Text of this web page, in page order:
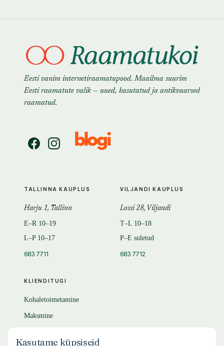
Eesti vanim internetiraamatupood. Maailma suurim
Eesti raamatute valik — uued, kasutatud ja antikvaarsed
raamatud.
KLIENDITUGI
Kohaletoimetamine
Maksmine
TALLINNA KAUPLUS
Harju 1, Tallinn
E–R 10–19
L–P 10–17
683 7711
VILJANDI KAUPLUS
Lossi 28, Viljandi
T–L 10–18
P–E suletud
683 7712
Kasutame küpsiseid